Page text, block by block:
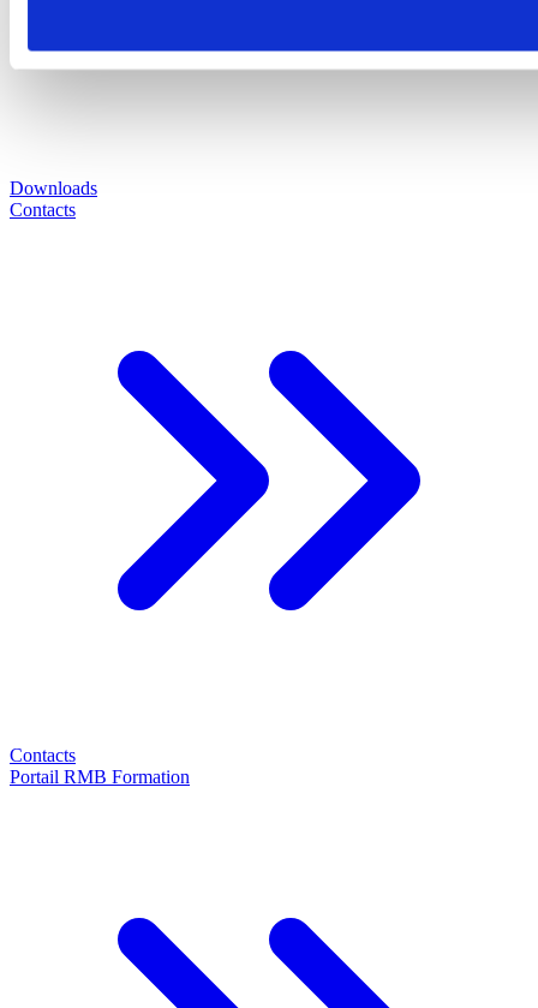
Downloads
Contacts
Contacts
Portail RMB Formation